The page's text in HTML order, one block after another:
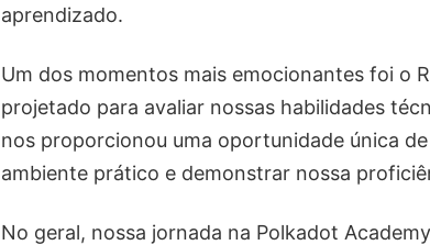
aprendizado.
Um dos momentos mais emocionantes foi o
projetado para avaliar nossas habilidades
nos proporcionou uma oportunidade única
ambiente prático e demonstrar nossa
No geral, nossa jornada na Polkadot